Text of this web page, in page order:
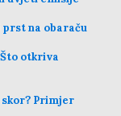
prst na obaraču
otkriva
Primjer